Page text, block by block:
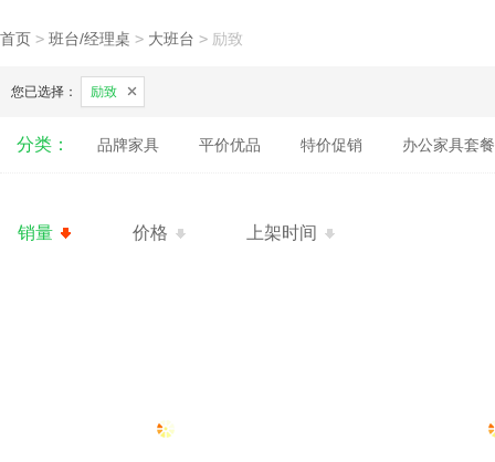
首页 > 班台/经理桌 > 大班台 > 励致
您已选择： 励致
分类： 品牌家具 平价优品 特价促销 办公家具套餐
销量 价格 上架时间